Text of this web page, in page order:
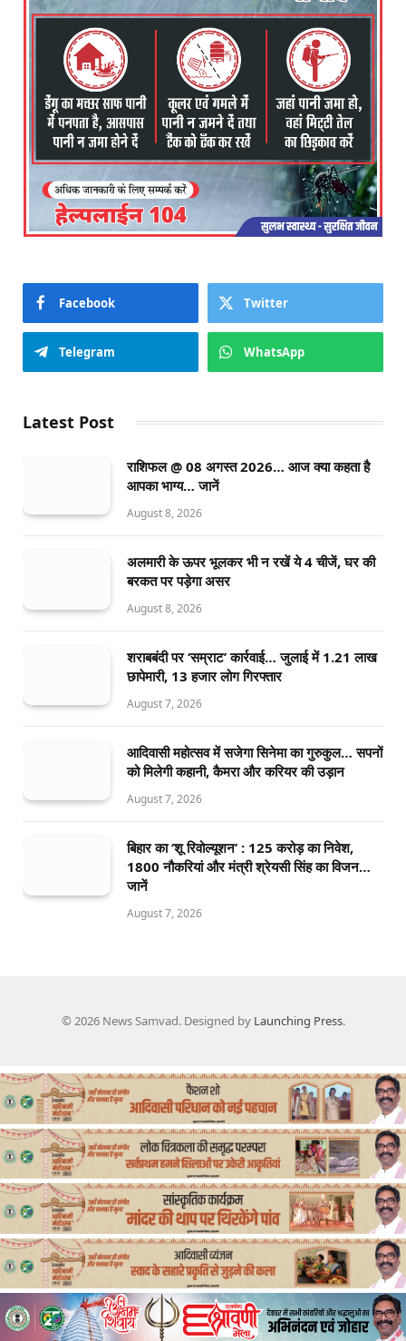
Facebook Twitter
Telegram WhatsApp
Latest Post
राशिफल @ 08 अगस्त 2026… आज क्या कहता है
आपका भाग्य… जानें
August 8, 2026
अलमारी के ऊपर भूलकर भी न रखें ये 4 चीजें, घर की
बरकत पर पड़ेगा असर
August 8, 2026
शराबबंदी पर ‘सम्राट’ कार्रवाई… जुलाई में 1.21 लाख
छापेमारी, 13 हजार लोग गिरफ्तार
August 7, 2026
आदिवासी महोत्सव में सजेगा सिनेमा का गुरुकुल… सपनों
को मिलेगी कहानी, कैमरा और करियर की उड़ान
August 7, 2026
बिहार का ‘शू रिवोल्यूशन’ : 125 करोड़ का निवेश,
1800 नौकरियां और मंत्री श्रेयसी सिंह का विजन…
जानें
August 7, 2026
© 2026 News Samvad. Designed by Launching Press.